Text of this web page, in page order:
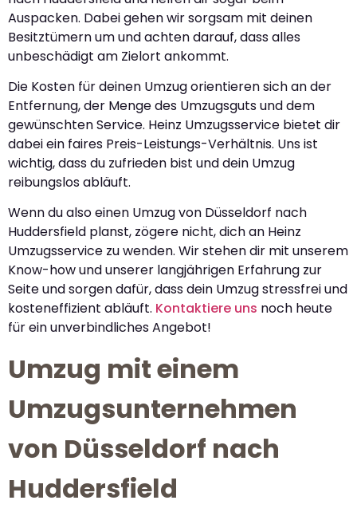
Auspacken. Dabei gehen wir sorgsam mit deinen
Besitztümern um und achten darauf, dass alles
unbeschädigt am Zielort ankommt.
Die Kosten für deinen Umzug orientieren sich an der
Entfernung, der Menge des Umzugsguts und dem
gewünschten Service. Heinz Umzugsservice bietet dir
dabei ein faires Preis-Leistungs-Verhältnis. Uns ist
wichtig, dass du zufrieden bist und dein Umzug
reibungslos abläuft.
Wenn du also einen Umzug von Düsseldorf nach
Huddersfield planst, zögere nicht, dich an Heinz
Umzugsservice zu wenden. Wir stehen dir mit unserem
Know-how und unserer langjährigen Erfahrung zur
Seite und sorgen dafür, dass dein Umzug stressfrei und
kosteneffizient abläuft. Kontaktiere uns noch heute
für ein unverbindliches Angebot!
Umzug mit einem
Umzugsunternehmen
von Düsseldorf nach
Huddersfield